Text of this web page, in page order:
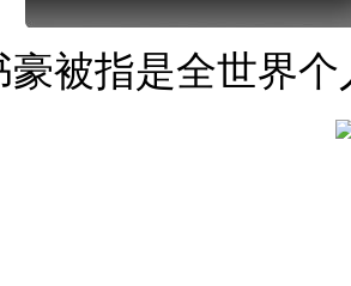
指是全世界个